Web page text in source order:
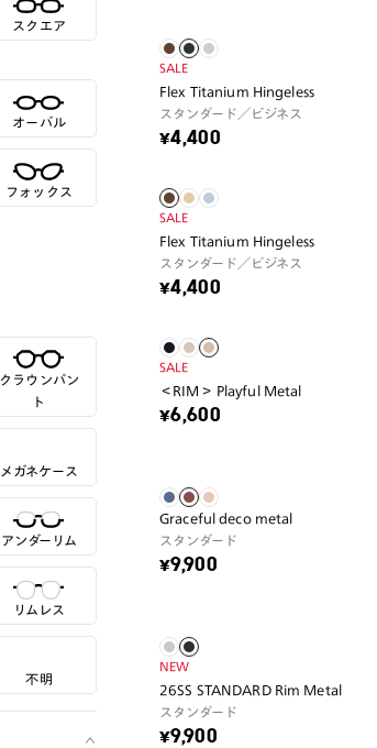
スクエア
オーバル
フォックス
クラウンパン
ト
メガネケース
アンダーリム
リムレス
不明
SALE
Flex Titanium Hingeless
スタンダード／ビジネス
¥4,400
SALE
Flex Titanium Hingeless
スタンダード／ビジネス
¥4,400
SALE
＜RIM＞ Playful Metal
¥6,600
Graceful deco metal
スタンダード
¥9,900
NEW
26SS STANDARD Rim Metal
スタンダード
¥9,900